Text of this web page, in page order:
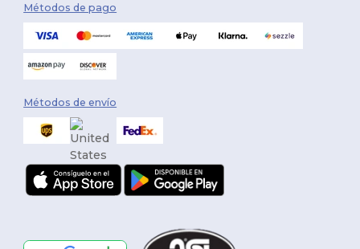
Métodos de pago
Métodos de envío